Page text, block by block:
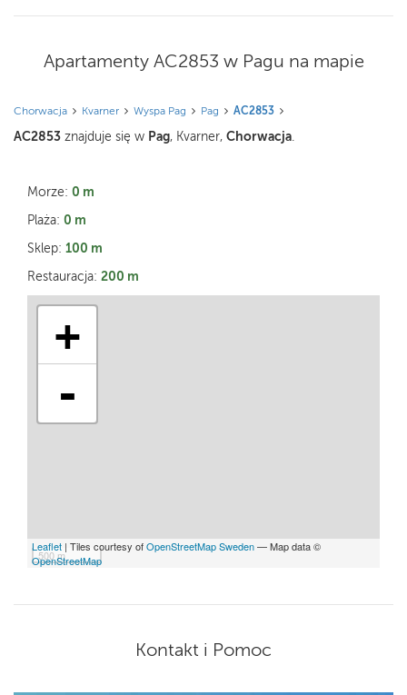
Apartamenty AC2853 w Pagu na mapie
Chorwacja Kvarner Wyspa Pag Pag AC2853
AC2853 znajduje się w Pag, Kvarner, Chorwacja
Morze: 0 m
Plaża: 0 m
Sklep: 100 m
Restauracja: 200 m
+
-
500 m
Leaflet | Tiles courtesy ofOpenStreetMap Sweden— Map data ©
OpenStreetMap
Kontakt i Pomoc